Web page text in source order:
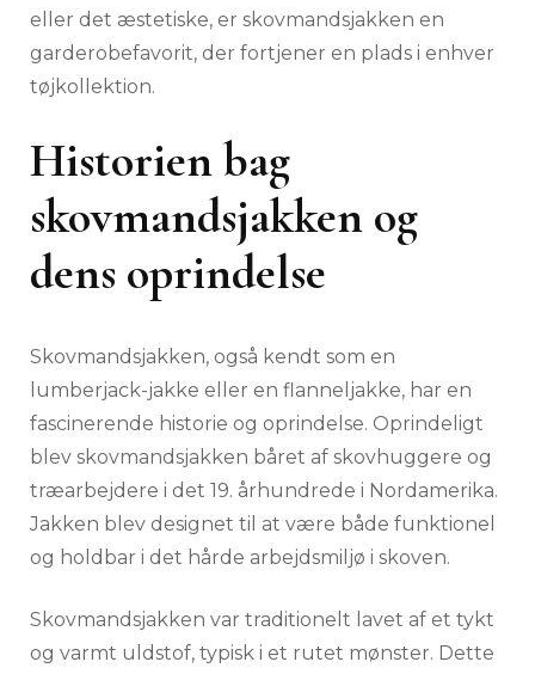
eller det æstetiske, er skovmandsjakken en
garderobefavorit, der fortjener en plads i enhver
tøjkollektion.
Historien bag
skovmandsjakken og
dens oprindelse
Skovmandsjakken, også kendt som en
lumberjack-jakke eller en flanneljakke, har en
fascinerende historie og oprindelse. Oprindeligt
blev skovmandsjakken båret af skovhuggere og
træarbejdere i det 19. århundrede i Nordamerika.
Jakken blev designet til at være både funktionel
og holdbar i det hårde arbejdsmiljø i skoven.
Skovmandsjakken var traditionelt lavet af et tykt
og varmt uldstof, typisk i et rutet mønster. Dette